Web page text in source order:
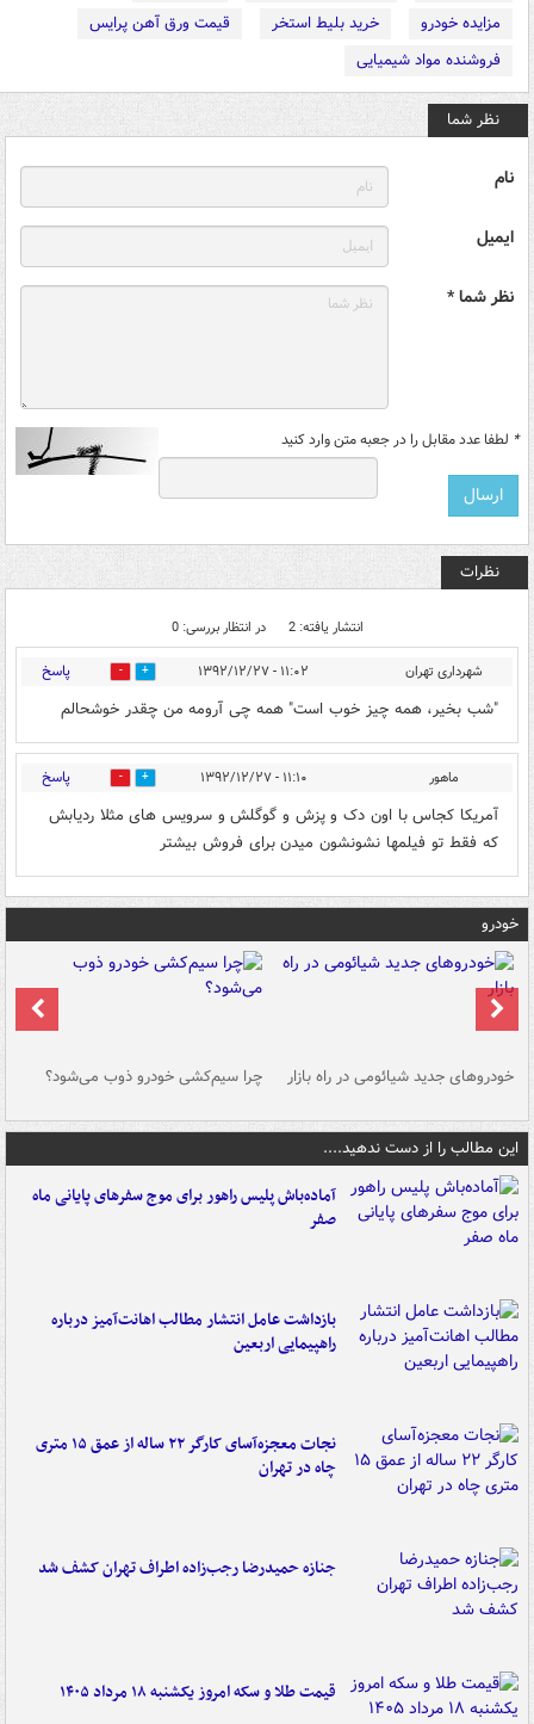
مزایده خودرو
خرید بلیط استخر
قیمت ورق آهن پرایس
فروشنده مواد شیمیایی
نظر شما
نام
ایمیل
نظر شما *
* لطفا عدد مقابل را در جعبه متن وارد کنید
نظرات
انتشار یافته: 2 در انتظار بررسی: 0
شهرداری تهران ۱۱:۰۲ - ۱۳۹۲/۱۲/۲۷ 0 پاسخ
"شب بخیر، همه چیز خوب است" همه چی آرومه من چقدر خوشحالم
ماهور ۱۱:۱۰ - ۱۳۹۲/۱۲/۲۷ 0 پاسخ
آمریکا کجاس با اون دک و پزش و گوگلش و سرویس های مثلا ردیابش
که فقط تو فیلمها نشونشون میدن برای فروش بیشتر
خودرو
خودروهای جدید شیائومی در راه بازار چرا سیم‌کشی خودرو ذوب می‌شود؟
این مطالب را از دست ندهید....
آماده‌باش پلیس راهور برای موج سفرهای پایانی ماه
صفر
بازداشت عامل انتشار مطالب اهانت‌آمیز درباره
راهپیمایی اربعین
نجات معجزه‌آسای کارگر ۲۲ ساله از عمق ۱۵ متری
چاه در تهران
جنازه حمیدرضا رجب‌زاده اطراف تهران کشف شد
قیمت طلا و سکه امروز یکشنبه ۱۸ مرداد ۱۴۰۵